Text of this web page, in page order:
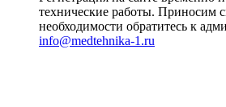
технические работы. Приносим
необходимости обратитесь к
info@medtehnika-1.ru